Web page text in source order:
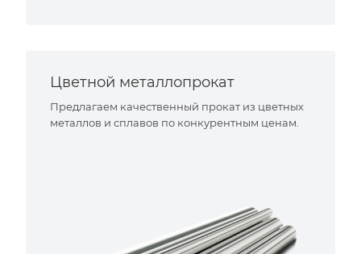
Цветной металлопрокат
Предлагаем качественный прокат из цветных
металлов и сплавов по конкурентным ценам.